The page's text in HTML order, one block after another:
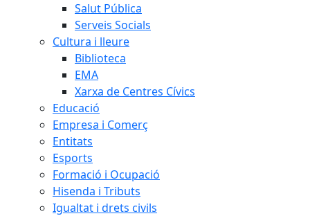
Salut Pública
Serveis Socials
Cultura i lleure
Biblioteca
EMA
Xarxa de Centres Cívics
Educació
Empresa i Comerç
Entitats
Esports
Formació i Ocupació
Hisenda i Tributs
Igualtat i drets civils